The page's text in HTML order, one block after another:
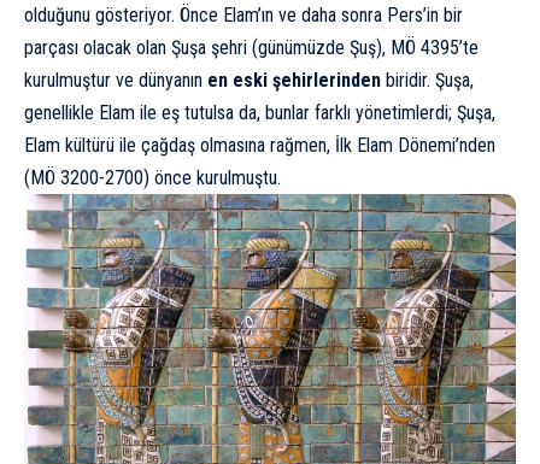
olduğunu gösteriyor. Önce Elam’ın ve daha sonra Pers’in bir
parçası olacak olan Şuşa şehri (günümüzde Şuş), MÖ 4395’te
kurulmuştur ve dünyanın en eski şehirlerinden biridir. Şuşa,
genellikle Elam ile eş tutulsa da, bunlar farklı yönetimlerdi; Şuşa,
Elam kültürü ile çağdaş olmasına rağmen, İlk Elam Dönemi’nden
(MÖ 3200-2700) önce kurulmuştu.